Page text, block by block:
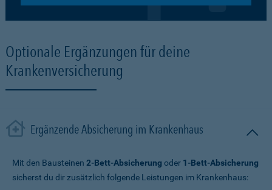
Optionale Ergänzungen für deine
Krankenversicherung
Ergänzende Absicherung im Krankenhaus
Mit den Bausteinen 2-Bett-Absicherung oder 1-Bett-Absicherung
sicherst du dir zusätzlich folgende Leistungen im Krankenhaus: